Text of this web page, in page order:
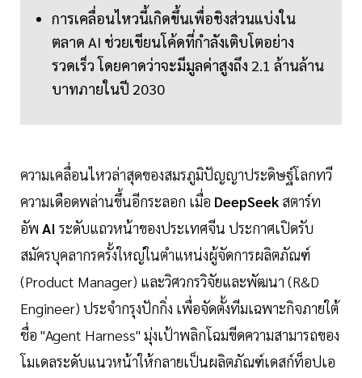
การเคลื่อนไหวนี้เกิดขึ้นเพื่อชิงส่วนแบ่งใน
ตลาด AI ช่วยเขียนโค้ดที่กำลังเติบโตอย่าง
รวดเร็ว โดยคาดว่าจะมีมูลค่าสูงถึง 2.1 ล้านล้าน
บาทภายในปี 2030
ความเคลื่อนไหวล่าสุดของสมรภูมิปัญญาประดิษฐ์โลกทวี
ความเดือดพล่านขึ้นอีกระลอก เมื่อ DeepSeek สตาร์ท
อัพ AI ระดับแถวหน้าของประเทศจีน ประกาศเปิดรับ
สมัครบุคลากรครั้งใหญ่ในตำแหน่งผู้จัดการผลิตภัณฑ์
(Product Manager) และวิศวกรวิจัยและพัฒนา (R&D
Engineer) ประจำกรุงปักกิ่ง เพื่อจัดตั้งทีมเฉพาะกิจภายใต้
ชื่อ "Agent Harness" มุ่งเป้าพลิกโฉมขีดความสามารถของ
โมเดลระดับแนวหน้าให้กลายเป็นผลิตภัณฑ์เดสก์ท็อปเอ